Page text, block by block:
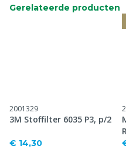
Gerelateerde producten
2001329
3M Stoffilter 6035 P3, p/2
€ 14,30